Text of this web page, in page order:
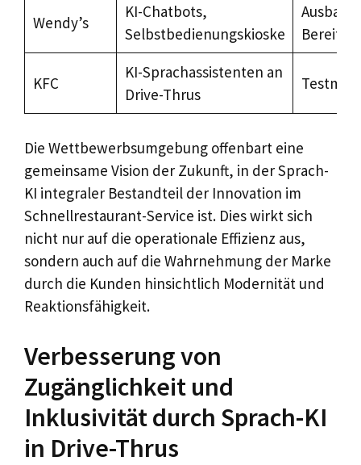
Wendy’s
KI-Chatbots,
Selbstbedienungskioske
Ausbau
KFC
KI-Sprachassistenten an
Drive-Thrus
Die Wettbewerbsumgebung offenbart eine
gemeinsame Vision der Zukunft, in der Sprach-
KI integraler Bestandteil der Innovation im
Schnellrestaurant-Service ist. Dies wirkt sich
nicht nur auf die operationale Effizienz aus,
sondern auch auf die Wahrnehmung der Marke
durch die Kunden hinsichtlich Modernität und
Reaktionsfähigkeit.
Verbesserung von
Zugänglichkeit und
Inklusivität durch Sprach-KI
in Drive-Thrus